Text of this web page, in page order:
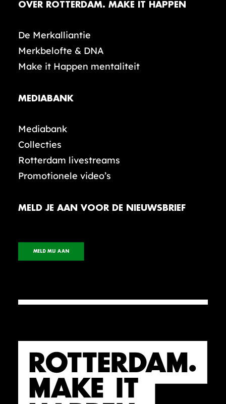
OVER ROTTERDAM. MAKE IT HAPPEN
De Merkalliantie
Merkbelofte & DNA
Make it Happen mentaliteit
MEDIABANK
Mediabank
Collecties
Rotterdam livestreams
Promotionele video’s
MELD JE AAN VOOR DE NIEUWSBRIEF
MELD MIJ AAN